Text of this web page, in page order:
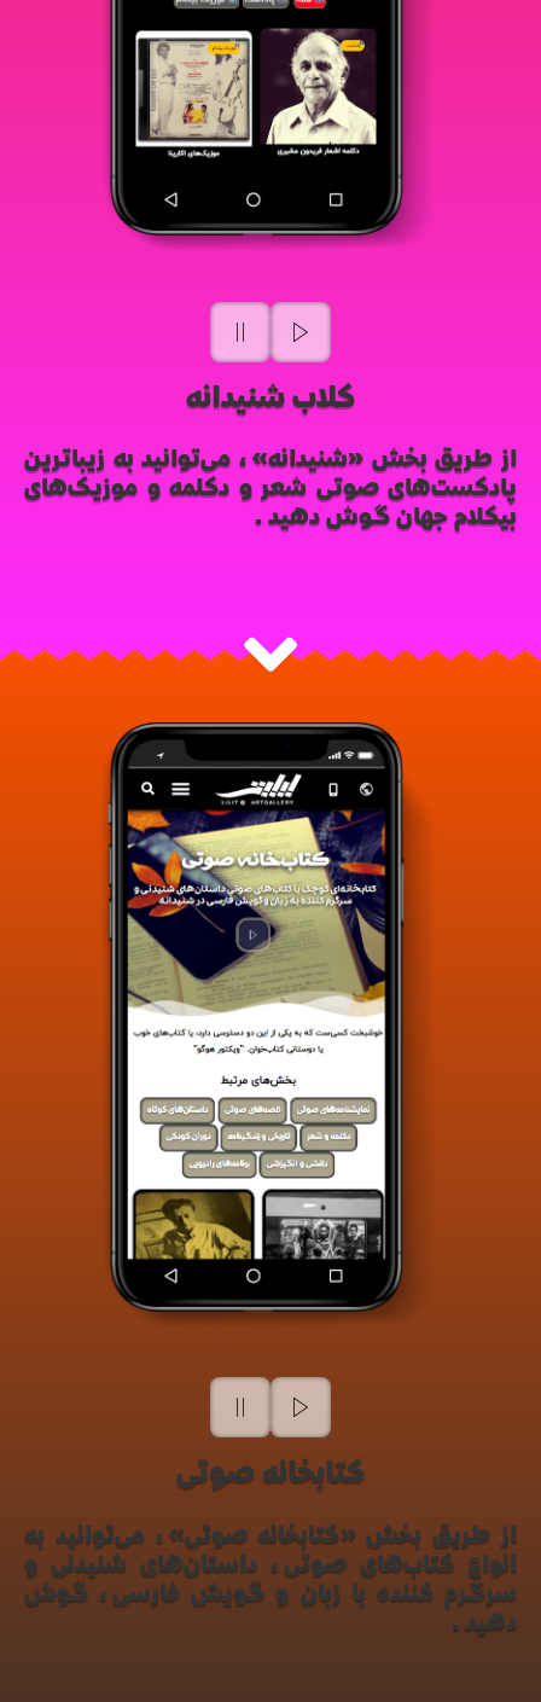
کلاب شنیدانه
از طریق بخش «شنیدانه»، می‌توانید به زیباترین
پادکست‌های صوتی شعر و دکلمه و موزیک‌های
بیکلام جهان گوش دهید.
کتابخانه صوتی
از طریق بخش «کتابخانه صوتی»، می‌توانید به
انواع کتاب‌های صوتی، داستان‌های شنیدنی و
سرگرم کننده با زبان و گویش فارسی، گوش
دهید.